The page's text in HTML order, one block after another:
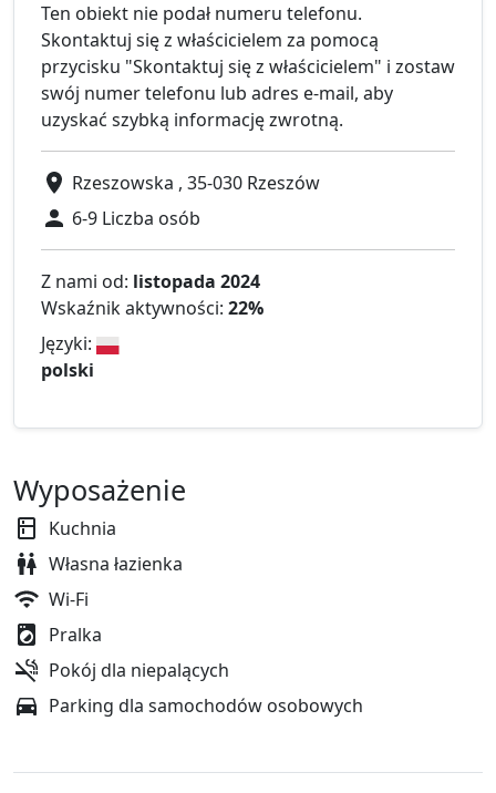
Ten obiekt nie podał numeru telefonu.
Skontaktuj się z właścicielem za pomocą
przycisku "Skontaktuj się z właścicielem" i zostaw
swój numer telefonu lub adres e-mail, aby
uzyskać szybką informację zwrotną.
Rzeszowska , 35-030 Rzeszów
6-9 Liczba osób
Z nami od: listopada 2024
Wskaźnik aktywności: 22%
Języki:
polski
Wyposażenie
Kuchnia
Własna łazienka
Wi-Fi
Pralka
Pokój dla niepalących
Parking dla samochodów osobowych